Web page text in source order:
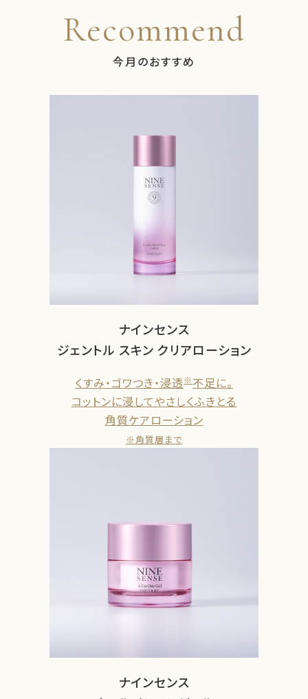
Recommend
今月のおすすめ
ナインセンス
ジェントル スキン クリアローション
くすみ・ゴワつき・浸透※不足に。
コットンに浸してやさしくふきとる
角質ケアローション
※角質層まで
ナインセンス